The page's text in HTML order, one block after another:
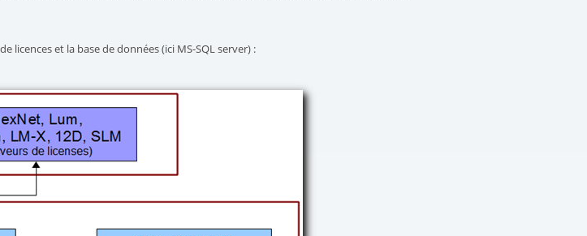
licences et la base de données (ici MS-SQL server) :